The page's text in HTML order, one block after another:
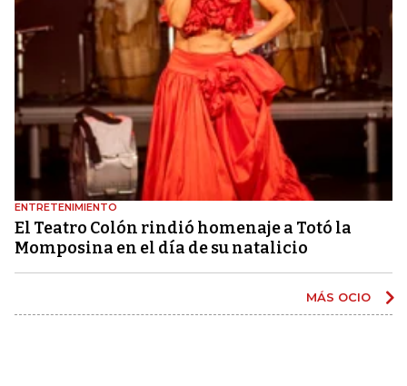
ENTRETENIMIENTO
El Teatro Colón rindió homenaje a Totó la
Momposina en el día de su natalicio
MÁS OCIO